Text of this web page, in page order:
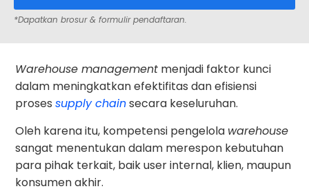
*Dapatkan brosur & formulir pendaftaran.
Warehouse management menjadi faktor kunci
dalam meningkatkan efektifitas dan efisiensi
prosessupply chainsecara keseluruhan.
Oleh karena itu, kompetensi pengelola warehouse
sangat menentukan dalam merespon kebutuhan
para pihak terkait, baik user internal, klien, maupun
konsumen akhir.